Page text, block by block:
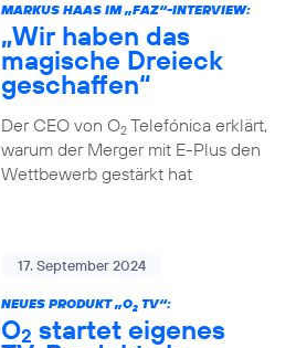
MARKUS HAAS IM „FAZ“-INTERVIEW:
„Wir haben das
magische Dreieck
geschaffen“
Der CEO von O2Telefónica erklärt,
warum der Merger mit E-Plus den
Wettbewerb gestärkt hat
17. September 2024
NEUES PRODUKT „O2TV“:
O2 startet eigenes